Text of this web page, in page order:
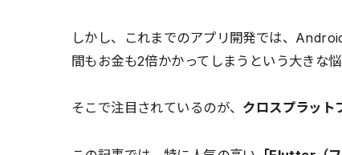
しかし、これまでのアプリ開発では、
間もお金も2倍かかってしまうという大きな悩
そこで注目されているのが、 クロスプラット